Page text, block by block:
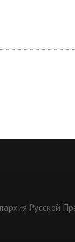
Русской